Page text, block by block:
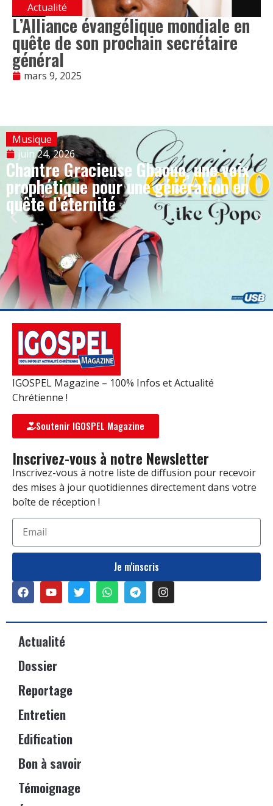
Actualité
L’Alliance évangélique mondiale en
quête de son prochain secrétaire
général
mars 9, 2025
Musique
juin 24, 2026
Chantre Gracieuse Gbaouo, une voix
prophétique pour une génération en
quête d’éternité
IGOSPEL Magazine – 100% Infos et Actualité
Chrétienne !
Soutenir IGOSPEL Magazine
Inscrivez-vous à notre Newsletter
Inscrivez-vous à notre liste de diffusion pour recevoir
des mises à jour quotidiennes directement dans votre
boîte de réception !
Je m'inscris
Actualité
Dossier
Reportage
Entretien
Edification
Bon à savoir
Témoignage